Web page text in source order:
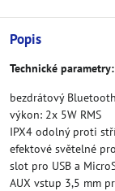
Popis
Technické parametry:
bezdrátový
výkon: 2x 5W RMS
IPX4 odolný proti
efektové světelné
slot pro USB a
AUX vstup 3,5 mm